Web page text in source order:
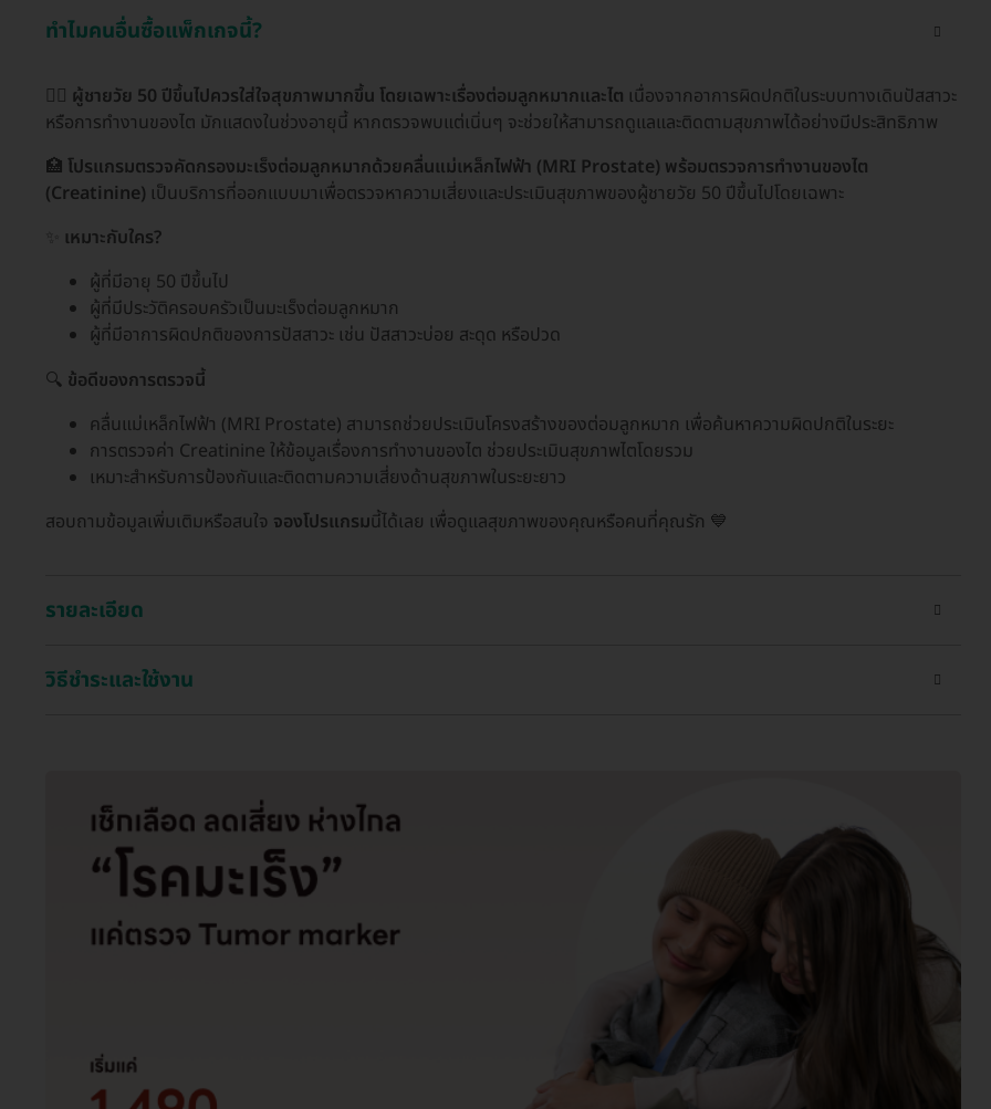
ทำไมคนอื่นซื้อแพ็กเกจนี้?
🧔‍♂️ ผู้ชายวัย 50 ปีขึ้นไปควรใส่ใจสุขภาพมากขึ้น โดยเฉพาะเรื่องต่อมลูกหมากและไต เนื่องจากอาการผิดปกติในระบบทางเดินปัสสาวะ
หรือการทำงานของไต มักแสดงในช่วงอายุนี้ หากตรวจพบแต่เนิ่นๆ จะช่วยให้สามารถดูแลและติดตามสุขภาพได้อย่างมีประสิทธิภาพ
🏥 โปรแกรมตรวจคัดกรองมะเร็งต่อมลูกหมากด้วยคลื่นแม่เหล็กไฟฟ้า (MRI Prostate) พร้อมตรวจการทำงานของไต
(Creatinine) เป็นบริการที่ออกแบบมาเพื่อตรวจหาความเสี่ยงและประเมินสุขภาพของผู้ชายวัย 50 ปีขึ้นไปโดยเฉพาะ
เหมาะกับใคร?
ผู้ที่มีอายุ 50 ปีขึ้นไป
ผู้ที่มีประวัติครอบครัวเป็นมะเร็งต่อมลูกหมาก
ผู้ที่มีอาการผิดปกติของการปัสสาวะ เช่น ปัสสาวะบ่อย สะดุด หรือปวด
🔍 ข้อดีของการตรวจนี้
คลื่นแม่เหล็กไฟฟ้า (MRI Prostate) สามารถช่วยประเมินโครงสร้างของต่อมลูกหมาก เพื่อค้นหาความผิดปกติในระยะ
การตรวจค่า Creatinine ให้ข้อมูลเรื่องการทำงานของไต ช่วยประเมินสุขภาพไตโดยรวม
เหมาะสำหรับการป้องกันและติดตามความเสี่ยงด้านสุขภาพในระยะยาว
สอบถามข้อมูลเพิ่มเติมหรือสนใจ จองโปรแกรมนี้ได้เลย เพื่อดูแลสุขภาพของคุณหรือคนที่คุณรัก 💙
รายละเอียด
วิธีชำระและใช้งาน